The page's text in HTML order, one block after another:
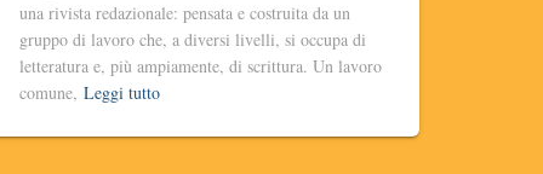
una rivista redazionale: pensata e costruita da un
gruppo di lavoro che, a diversi livelli, si occupa di
letteratura e, più ampiamente, di scrittura. Un lavoro
comune, Leggi tutto